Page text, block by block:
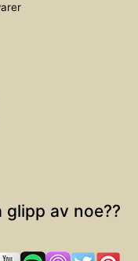
glipp av noe??